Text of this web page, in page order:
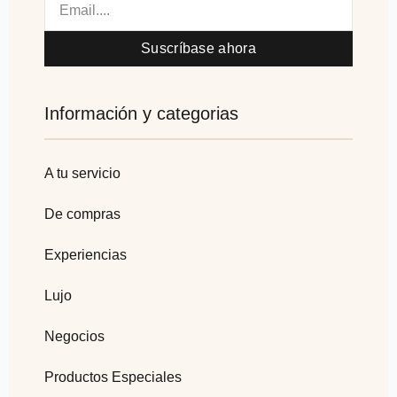
Suscríbase ahora
Información y categorias
A tu servicio
De compras
Experiencias
Lujo
Negocios
Productos Especiales